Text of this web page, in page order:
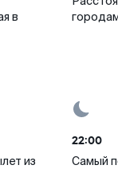
в
из
22:00
Самый